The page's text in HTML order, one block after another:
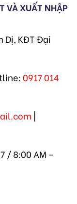
VÀ XUẤT NHẬP
Dị, KĐT Đại
0917 014
|
/ 8:00 AM –